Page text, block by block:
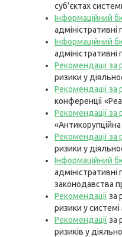
суб’єктах
Інформаційний
Інформаційний
Рекомендації
ризики у
Рекомендації
конференції
Рекомендації
Рекомендації
ризики у
Інформаційний
законодавства
Рекомендаціїза
ризики у
Рекомендаціїза
ризиків у